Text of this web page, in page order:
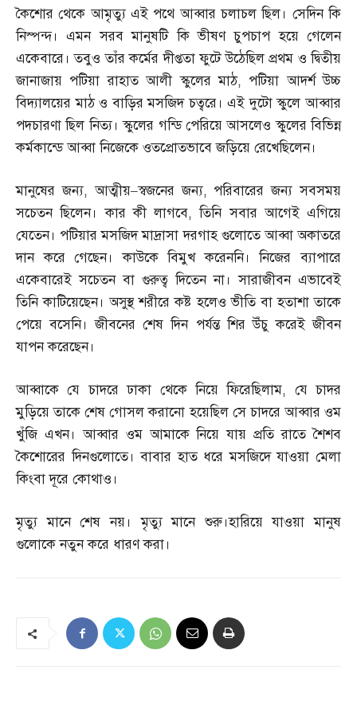
কৈশোর থেকে আমৃত্যু এই পথে আব্বার চলাচল ছিল। সেদিন কি
নিস্পন্দ। এমন সরব মানুষটি কি ভীষণ চুপচাপ হয়ে গেলেন
একেবারে। তবুও তাঁর কর্মের দীপ্ততা ফুটে উঠেছিল প্রথম ও দ্বিতীয়
জানাজায় পটিয়া রাহাত আলী স্কুলের মাঠ, পটিয়া আদর্শ উচ্চ
বিদ্যালয়ের মাঠ ও বাড়ির মসজিদ চত্বরে। এই দুটো স্কুলে আব্বার
পদচারণা ছিল নিত্য। স্কুলের গন্ডি পেরিয়ে আসলেও স্কুলের বিভিন্ন
কর্মকান্ডে আব্বা নিজেকে ওতপ্রোতভাবে জড়িয়ে রেখেছিলেন।
মানুষের জন্য,আত্মীয়–স্বজনের জন্য, পরিবারের জন্য সবসময়
সচেতন ছিলেন। কার কী লাগবে,তিনি সবার আগেই এগিয়ে
যেতেন। পটিয়ার মসজিদ মাদ্রাসা দরগাহ গুলোতে আব্বা অকাতরে
দান করে গেছেন। কাউকে বিমুখ করেননি। নিজের ব্যাপারে
একেবারেই সচেতন বা গুরুত্ব দিতেন না। সারাজীবন এভাবেই
তিনি কাটিয়েছেন। অসুস্থ শরীরে কষ্ট হলেও ভীতি বা হতাশা তাকে
পেয়ে বসেনি। জীবনের শেষ দিন পর্যন্ত শির উঁচু করেই জীবন
যাপন করেছেন।
আব্বাকে যে চাদরে ঢাকা থেকে নিয়ে ফিরেছিলাম, যে চাদর
মুড়িয়ে তাকে শেষ গোসল করানো হয়েছিল সে চাদরে আব্বার ওম
খুঁজি এখন। আব্বার ওম আমাকে নিয়ে যায় প্রতি রাতে শৈশব
কৈশোরের দিনগুলোতে। বাবার হাত ধরে মসজিদে যাওয়া মেলা
কিংবা দূরে কোথাও।
মৃত্যু মানে শেষ নয়। মৃত্যু মানে শুরু।হারিয়ে যাওয়া মানুষ
গুলোকে নতুন করে ধারণ করা।